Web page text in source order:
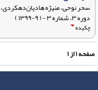
سحر نوحی، منیژه هادیان‌دهکردی،
دوره ۳، شماره ۳ - ( ۹-۱۳۹۹ )
چکیده
۱از۱